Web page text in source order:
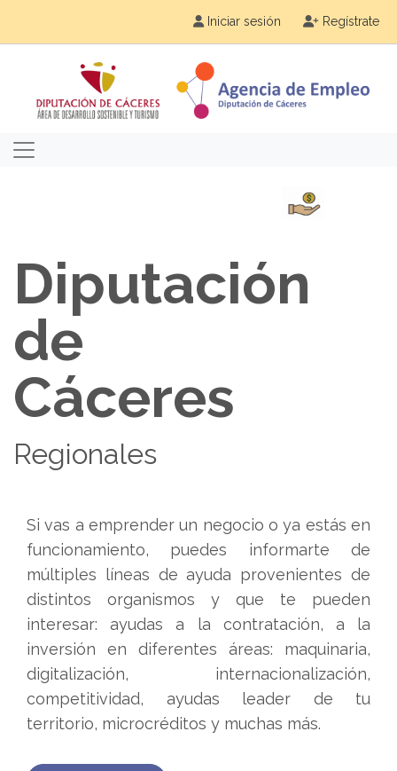
Iniciar sesión Regístrate
Diputación
de
Cáceres
Regionales
Si vas a emprender un negocio o ya estás en
funcionamiento, puedes informarte de
múltiples líneas de ayuda provenientes de
distintos organismos y que te pueden
interesar: ayudas a la contratación, a la
inversión en diferentes áreas: maquinaria,
digitalización, internacionalización,
competitividad, ayudas leader de tu
territorio, microcréditos y muchas más.